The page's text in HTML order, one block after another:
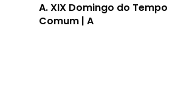
A.XIX Domingo do Tempo
Comum | A